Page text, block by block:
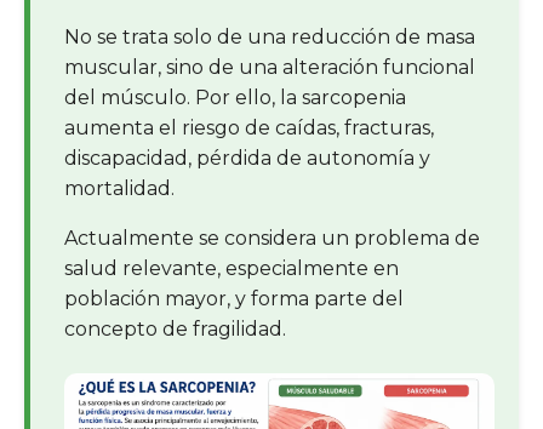
No se trata solo de una reducción de masa
muscular, sino de una alteración funcional
del músculo. Por ello, la sarcopenia
aumenta el riesgo de caídas, fracturas,
discapacidad, pérdida de autonomía y
mortalidad.
Actualmente se considera un problema de
salud relevante, especialmente en
población mayor, y forma parte del
concepto de fragilidad.